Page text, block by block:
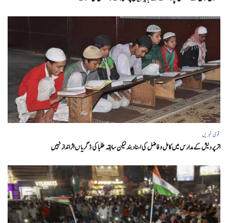
قومی خبریں
اتر پردیش کےمدارس میں کامل و فاضل کی اسناد بند لیکن سابقہ طلبا کی ڈگریا ں اثرانداز نہیں